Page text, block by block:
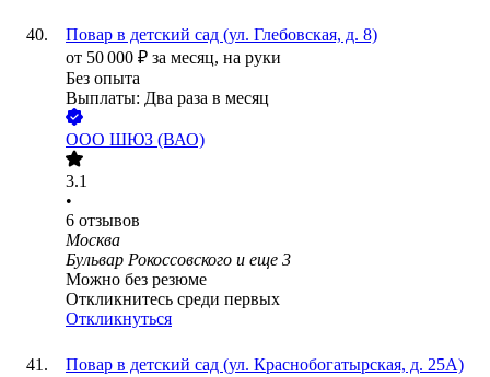
Повар в детский сад (ул. Глебовская, д. 8)
от 50 000 ₽ за месяц, на руки
Без опыта
Выплаты: Два раза в месяц
ООО ШЮЗ (ВАО)
3.1
•
6 отзывов
Москва
Бульвар Рокоссовского и еще 3
Можно без резюме
Откликнитесь среди первых
Откликнуться
Повар в детский сад (ул. Краснобогатырская, д. 25А)